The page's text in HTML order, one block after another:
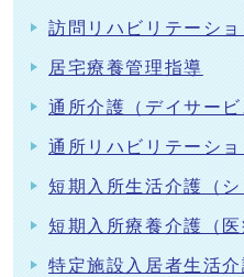
訪問リハビリテーショ
居宅療養管理指導
通所介護（デイサービ
通所リハビリテーショ
短期入所生活介護（シ
短期入所療養介護（
特定施設入居者生活介